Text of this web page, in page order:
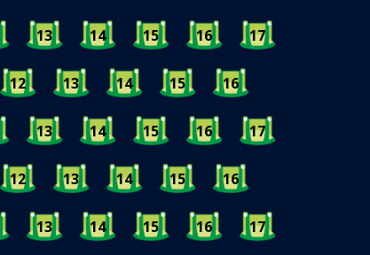
13 14 15 16
17
12 13 14 15
16
13 14 15 16
17
12 13 14 15
16
13 14 15 16
17